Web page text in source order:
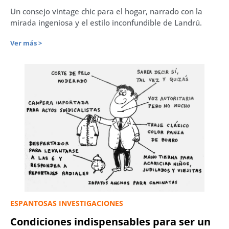
Un consejo vintage chic para el hogar, narrado con la
mirada ingeniosa y el estilo inconfundible de Landrú.
Ver más >
ESPANTOSAS INVESTIGACIONES
Condiciones indispensables para ser un